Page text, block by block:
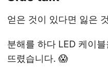
얻은 것이 있다면 잃은
분해를 하다 LED 케이
뜨렸습니다. 😱